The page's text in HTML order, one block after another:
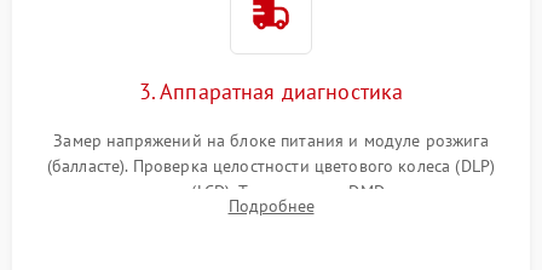
3. Аппаратная диагностика
Замер напряжений на блоке питания и модуле розжига
(балласте). Проверка целостности цветового колеса (DLP)
или поляризаторов (LCD). Тестирование DMD-чипа, датчиков
температуры и оптопар с помощью мультиметра и
Подробнее